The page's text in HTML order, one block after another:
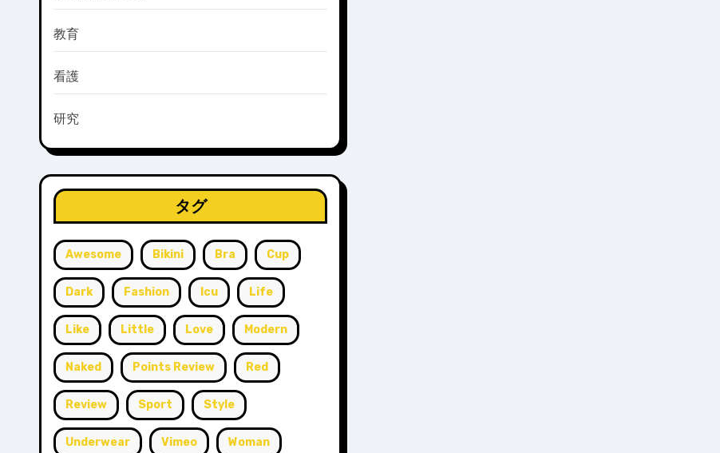
教育
看護
研究
タグ
Awesome Bikini Bra Cup
Dark Fashion Icu Life
Like Little Love Modern
Naked Points Review Red
Review Sport Style
Underwear Vimeo Woman